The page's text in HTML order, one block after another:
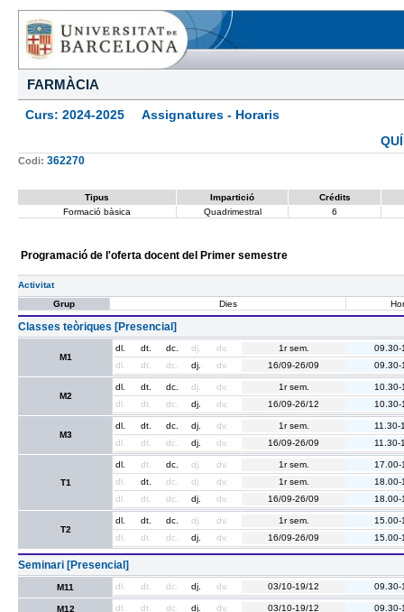
FARMÀCIA
Curs: 2024-2025 Assignatures - Horaris
Codi: 362270
Tipus Impartició
Crédits
Formació bàsica
Quadrimestral 6
Programació de l'oferta docent del Primer semestre
Activitat
Grup
Dies
Classes teòriques [Presencial]
M1
dl. dt. dc. dj. dv. 1r sem.
09.30-
dl.
dt. dc. dj. dv. 16/09-26/09 09.30-
M2
dl. dt. dc. dj. dv. 1r sem.
10.30-
dl.
dt. dc. dj. dv. 16/09-26/12 10.30-
M3
dl. dt. dc. dj. dv. 1r sem.
11.30-
dl.
dt. dc. dj. dv. 16/09-26/09 11.30-
T1
dl. dt. dc. dj. dv. 1r sem.
17.00-
dl.
dt. dc. dj. dv. 1r sem.
18.00-
dl.
dt. dc. dj. dv. 16/09-26/09 18.00-
T2
dl. dt. dc. dj. dv. 1r sem.
15.00-
dl.
dt. dc. dj. dv. 16/09-26/09 15.00-
Seminari [Presencial]
M11 dl. dt. dc. dj. dv. 03/10-19/12 09.30-
M12 dl. dt. dc. dj. dv. 03/10-19/12 09.30-